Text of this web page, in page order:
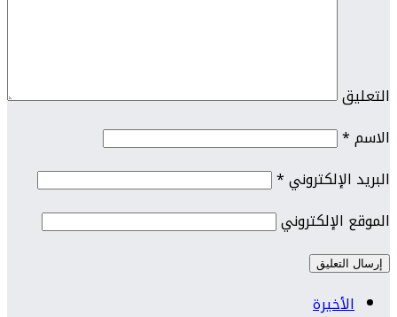
التعليق
الاسم*
البريد الإلكتروني*
الموقع الإلكتروني
الأخيرة